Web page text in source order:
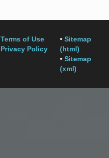
Terms of Use
Privacy Policy
• Sitemap
(html)
• Sitemap
(xml)